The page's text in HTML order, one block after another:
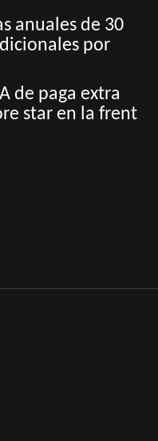
anuales de 30
por
de paga extra
star en la frent